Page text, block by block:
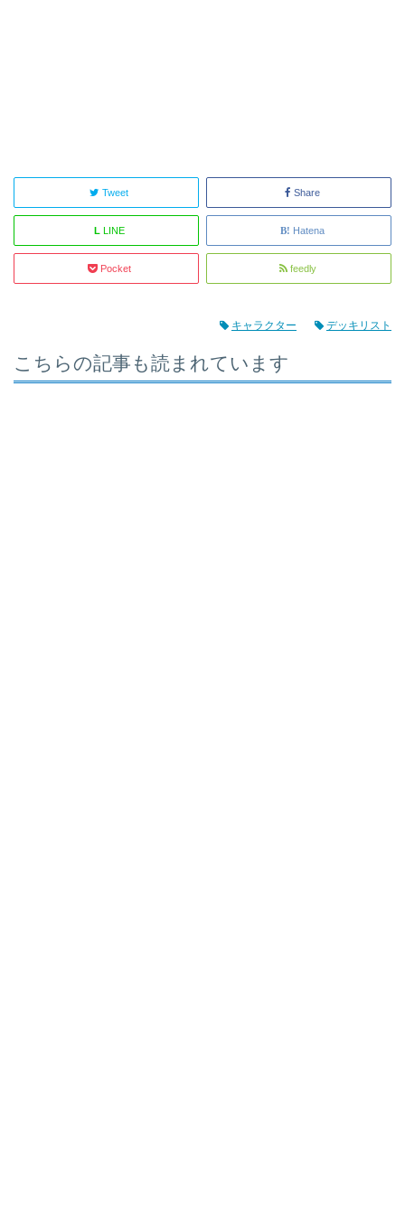
Tweet Share
L LINE Hatena
Pocket feedly
キャラクター デッキリスト
こちらの記事も読まれています